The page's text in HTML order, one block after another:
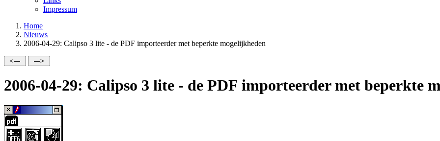
Impressum
Home
Nieuws
2006-04-29: Calipso 3 lite - de PDF importeerder met beperkte mogelijkheden
2006-04-29: Calipso 3 lite - de PDF importeerder met beperkte